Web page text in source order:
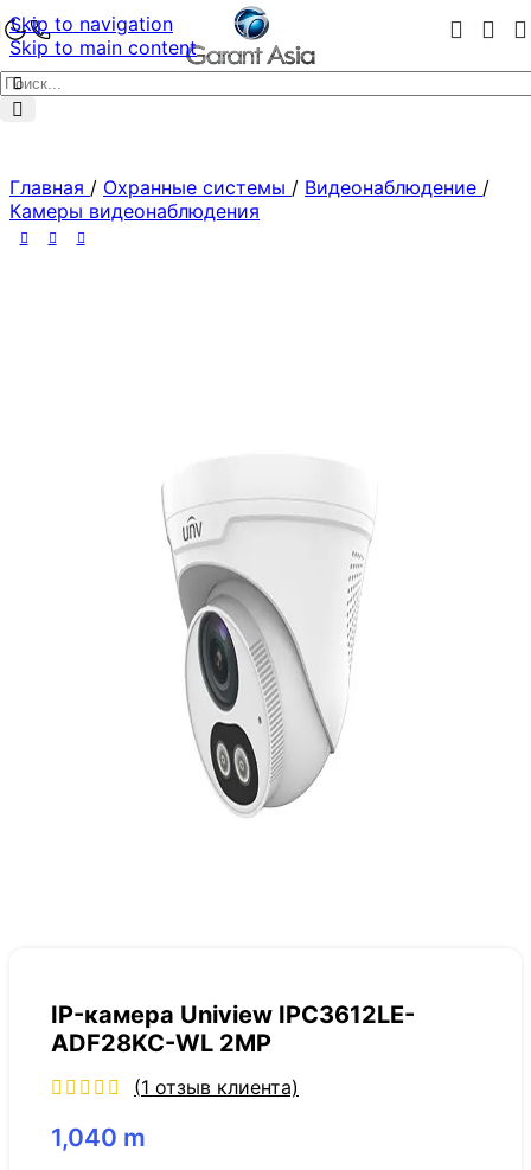
Skip to navigation
Skip to main content
Главная / Охранные системы / Видеонаблюдение /
Камеры видеонаблюдения
IP-камера Uniview IPC3612LE-
ADF28KC-WL 2MP
(1 отзыв клиента)
1,040 m